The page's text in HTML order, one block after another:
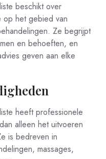
beschikt over
op het gebied van
Ze begrijpt
en behoeften, en
geven aan elke
heeft professionele
alleen het uitvoeren
is bedreven in
massages,